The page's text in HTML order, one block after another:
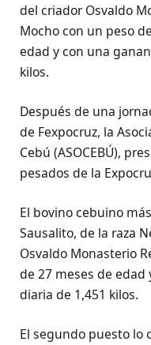
del criador Osvaldo
Mocho con un peso
edad y con una
kilos.
Después de una
de Fexpocruz, la
Cebú (ASOCEBÚ),
pesados de la
El bovino cebuino
Sausalito, de la raza
Osvaldo Monasterio
de 27 meses de
diaria de 1,451 kilos.
El segundo puesto lo